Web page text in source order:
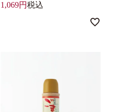
1,069 税込